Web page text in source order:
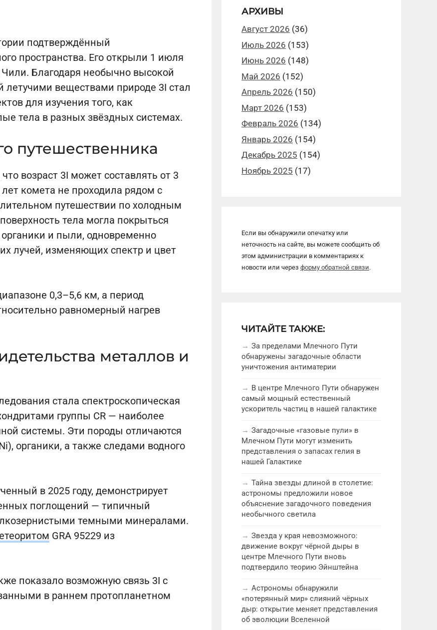
подтверждённый
пространства. Его открыли 1 июля
Благодаря необычно высокой
летучими веществами природе 3I стал
для изучения того, как
тела в разных звёздных системах.
путешественника
возраст 3I может составлять от 3
комета не проходила рядом с
путешествии по холодным
тела могла покрыться
и пыли, одновременно
лучей, изменяющих спектр и цвет
0,3–5,6 км, а период
равномерный нагрев
металлов и
стала спектроскопическая
группы CR — наиболее
системы. Эти породы отличаются
органики, а также следами водного
в 2025 году, демонстрирует
поглощений — типичный
темными минералами.
GRA 95229 из
показало возможную связь 3I с
в раннем протопланетном
АРХИВЫ
Август 2026 (36)
Июль 2026 (153)
Июнь 2026 (148)
Май 2026 (152)
Апрель 2026 (150)
Март 2026 (153)
Февраль 2026 (134)
Январь 2026 (154)
Декабрь 2025 (154)
Ноябрь 2025 (17)
Если вы обнаружили опечатку или
неточность на сайте, вы можете сообщить об
этом администрации в комментариях к
новости или через форму обратной связи.
ЧИТАЙТЕ ТАКЖЕ:
За пределами Млечного Пути
обнаружены загадочные области
уничтожения антиматерии
В центре Млечного Пути обнаружен
самый мощный естественный
ускоритель частиц в нашей галактике
Загадочные «газовые пули» в
Млечном Пути могут изменить
представления о запасах гелия в
нашей Галактике
Тайна звезды длиной в столетие:
астрономы предложили новое
объяснение загадочного поведения
необычного светила
Звезда у края невозможного:
движение вокруг чёрной дыры в
центре Млечного Пути вновь
подтвердило теорию Эйнштейна
Астрономы обнаружили
«потерянный мир» слияний чёрных
дыр: открытие меняет представления
об эволюции Вселенной